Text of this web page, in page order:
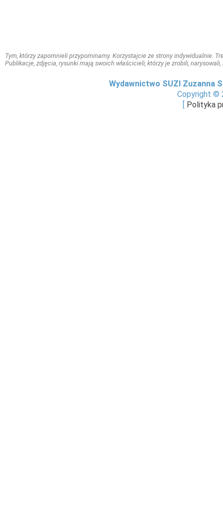
Tym, którzy zapomnieli przypominamy. Korzystajcie ze strony indywidualnie.
Publikacje, zdjęcia, rysunki mają swoich właścicieli, którzy je zrobili,
Wydawnictwo SUZI Zuzanna
Copyright ©
Polityka